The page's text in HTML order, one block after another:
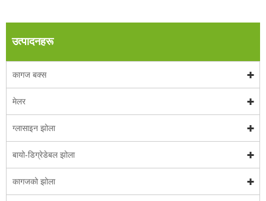
उत्पादनहरू
कागज बक्स
मेलर
ग्लासाइन झोला
बायो-डिग्रेडेबल झोला
कागजको झोला